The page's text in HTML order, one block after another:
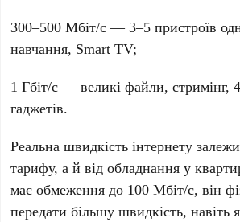
300–500 Мбіт/с — 3–5 пристроїв
навчання, Smart TV;
1 Гбіт/с — великі файли, стримінг,
гаджетів.
Реальна швидкість інтернету
тарифу, а й від обладнання у
має обмеження до 100 Мбіт/с, він
передати більшу швидкість, навіть